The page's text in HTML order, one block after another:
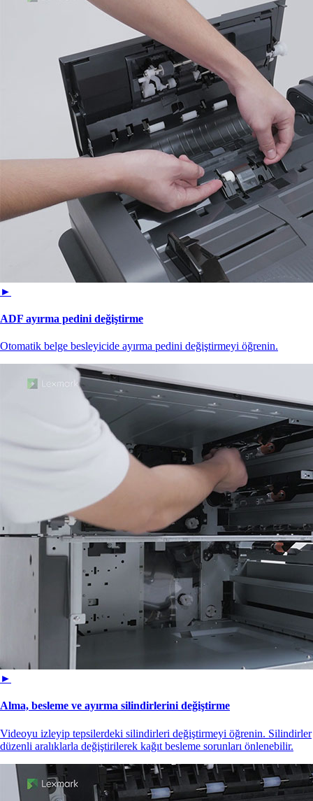
►
ADF ayırma pedini değiştirme
Otomatik belge besleyicide ayırma pedini değiştirmeyi öğrenin.
►
Alma, besleme ve ayırma silindirlerini değiştirme
Videoyu izleyip tepsilerdeki silindirleri değiştirmeyi öğrenin. Silindirler
düzenli aralıklarla değiştirilerek kağıt besleme sorunları önlenebilir.